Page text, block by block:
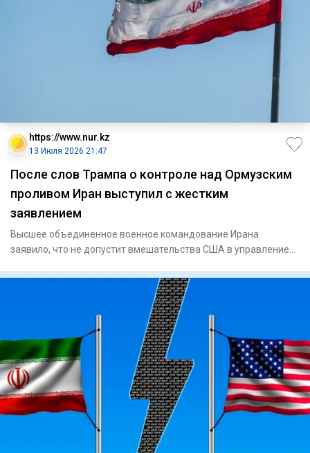
https://www.nur.kz
13 Июля 2026 21:47
После слов Трампа о контроле над Ормузским
проливом Иран выступил с жестким
заявлением
Высшее объединенное военное командование Ирана
заявило, что не допустит вмешательства США в управление